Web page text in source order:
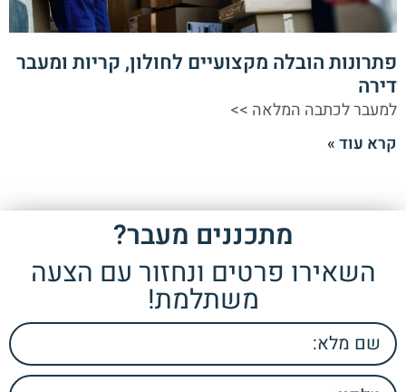
פתרונות הובלה מקצועיים לחולון, קריות ומעבר
דירה
למעבר לכתבה המלאה >>
קרא עוד »
מתכננים מעבר?
השאירו פרטים ונחזור עם הצעה
משתלמת!